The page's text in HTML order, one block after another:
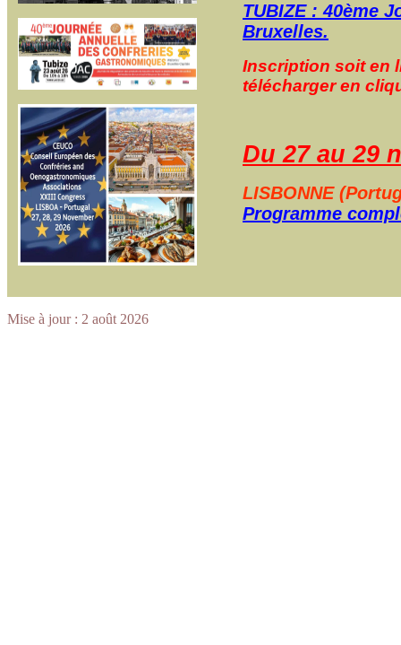
TUBIZE : 40ème
Bruxelles.
Inscription soit en
télécharger en
Du 27 au 29
LISBONNE
Programme
Mise à jour : 2 août 2026